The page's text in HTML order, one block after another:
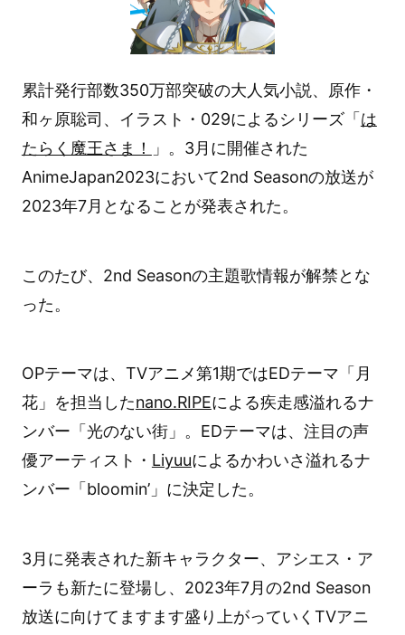
累計発行部数350万部突破の大人気小説、原作・
和ヶ原聡司、イラスト・029によるシリーズ「は
たらく魔王さま！
」。3月に開催された
AnimeJapan2023において2nd Seasonの放送が
2023年7月となることが発表された。
このたび、2nd Seasonの主題歌情報が解禁とな
った。
OPテーマは、TVアニメ第1期ではEDテーマ「月
花」を担当したnano.RIPEによる疾走感溢れるナ
ンバー「光のない街」。EDテーマは、注目の声
優アーティスト・ Liyuuによるかわいさ溢れるナ
ンバー「bloomin’」に決定した。
3月に発表された新キャラクター、アシエス・ア
ーラも新たに登場し、2023年7月の2nd Season
放送に向けてますます盛り上がっていくTVアニ